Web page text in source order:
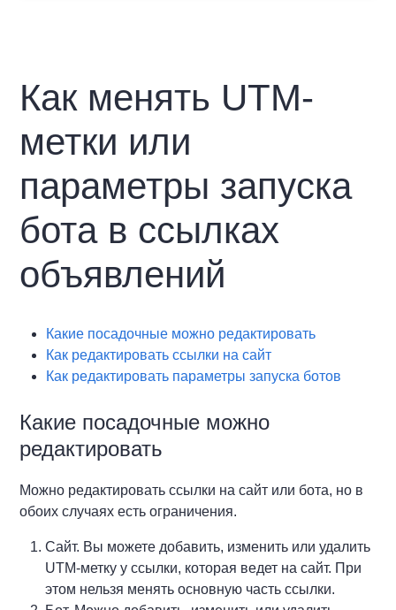
Как менять UTM-
метки или
параметры запуска
бота в ссылках
объявлений
Какие посадочные можно редактировать
Как редактировать ссылки на сайт
Как редактировать параметры запуска ботов
Какие посадочные можно
редактировать
Можно редактировать ссылки на сайт или бота, но в
обоих случаях есть ограничения.
Сайт. Вы можете добавить, изменить или удалить
UTM-метку у ссылки, которая ведет на сайт. При
этом нельзя менять основную часть ссылки.